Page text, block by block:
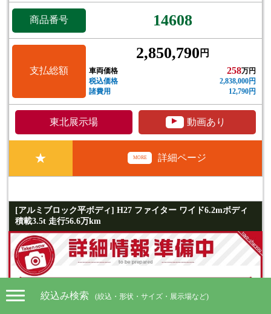
商品番号 14608
支払総額
2,850,790 円
車両価格 258万円
税込価格
2,838,000円
諸費用
12,790円
東北展示場 ▲ 動画あり
★ MORE 詳細ページ
[アルミブロック平ボディ] H27 ファイター ワイド6.2mボディ
積載3.5t 走行56.6万km
絞込み検索 (絞込・形状・サイズ・展示場など)